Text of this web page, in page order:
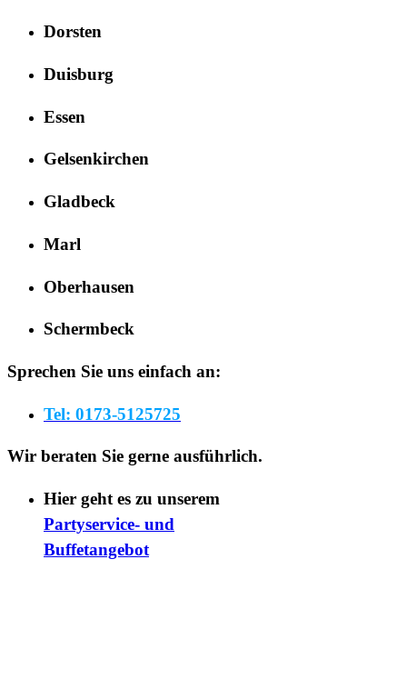
Dorsten
Duisburg
Essen
Gelsenkirchen
Gladbeck
Marl
Oberhausen
Schermbeck
Sprechen Sie uns einfach an:
Tel: 0173-5125725
Wir beraten Sie gerne ausführlich.
Hier geht es zu unserem
Partyservice- und
Buffetangebot